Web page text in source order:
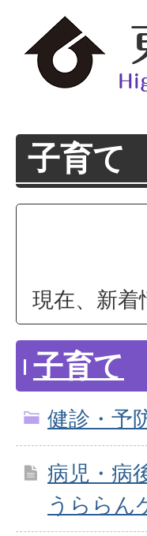
子育て
現在、新
子育て
健診・予
病児・病
うららん